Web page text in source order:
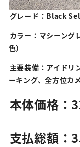
グレード：Black
カラー：マシーング
色）
主要装備：アイドリ
ーキング、全方位カ
本体価格：
支払総額：